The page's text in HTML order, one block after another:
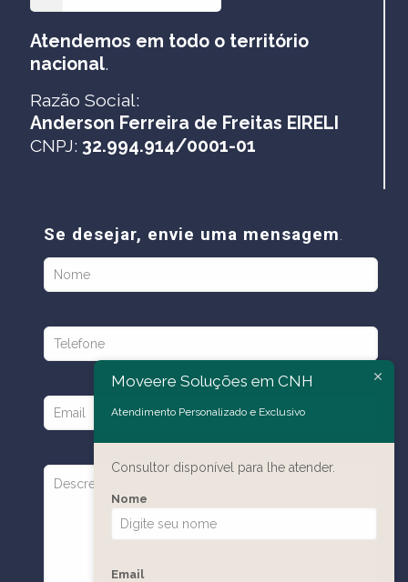
Atendemos em todo o território
nacional.
Razão Social:
Anderson Ferreira de Freitas EIRELI
CNPJ: 32.994.914/0001-01
Se desejar, envie uma mensagem.
Moveere Soluções em CNH
Atendimento Personalizado e Exclusivo
Consultor disponível para lhe atender.
Nome
Email